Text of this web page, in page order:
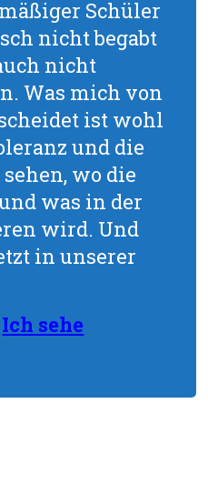
Schüler
nicht begabt
nicht
Was mich von
ist wohl
und die
wo die
was in der
wird. Und
in unserer
Ich sehe